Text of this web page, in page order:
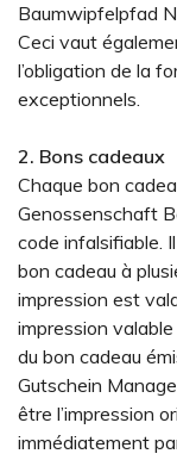
Baumwipfelpfad
Ceci vaut
l’obligation de la
exceptionnels.
2. Bons cadeaux
Chaque bon
Genossenschaft
code infalsifiable.
bon cadeau à
impression est
impression
du bon cadeau
Gutschein
être l’impression
immédiatement